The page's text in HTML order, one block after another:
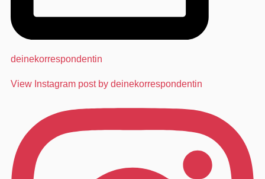
deinekorrespondentin
View Instagram post by deinekorrespondentin